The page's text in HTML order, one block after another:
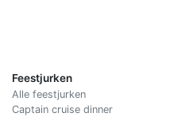
Feestjurken
Alle feestjurken
Captain cruise dinner